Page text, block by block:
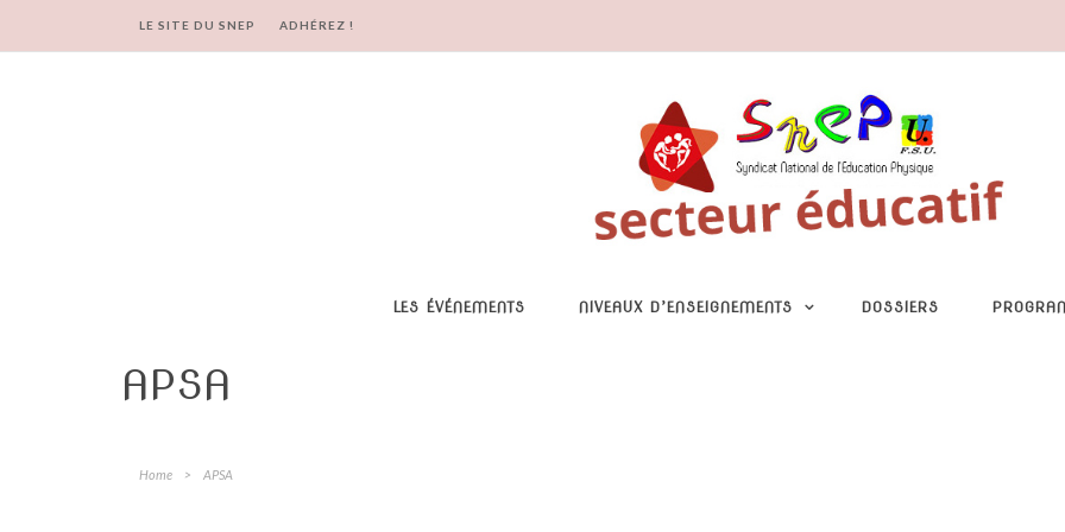
LE SITE DU SNEP ADHÉREZ !
LES ÉVÉNEMENTS NIVEAUX D’ENSEIGNEMENTS DOSSIERS
APSA
Home > APSA